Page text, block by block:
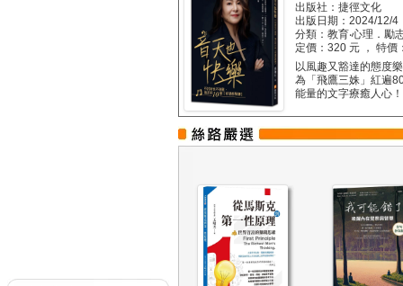
出版社：捷徑文化
出版日期：2024/12/4
分類：教育‧心理．勵
定價：320 元 ， 特價
以風趣又豁達的態度
為「飛鷹三姝」紅遍
能量的文字療癒人心